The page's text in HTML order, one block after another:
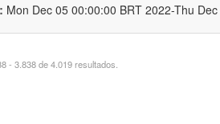
Mon Dec 05 00:00:00 BRT 2022-Thu
- 3.838 de 4.019 resultados.